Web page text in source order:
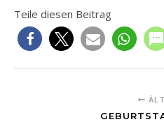
Teile diesen Beitrag